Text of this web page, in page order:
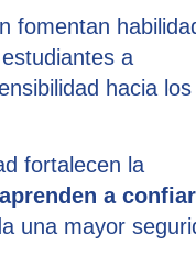
fomentan
a
hacia los
fortalecen la
aprenden a
una mayor